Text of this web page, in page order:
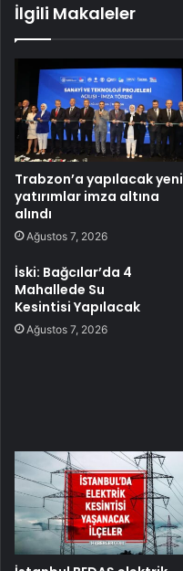
İlgili Makaleler
Trabzon’a yapılacak yeni
yatırımlar imza altına
alındı
Ağustos 7, 2026
İski: Bağcılar’da 4
Mahallede Su
Kesintisi Yapılacak
Ağustos 7, 2026